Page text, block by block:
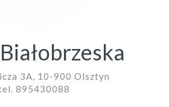
3A, 10-900 Olsztyn
895430088